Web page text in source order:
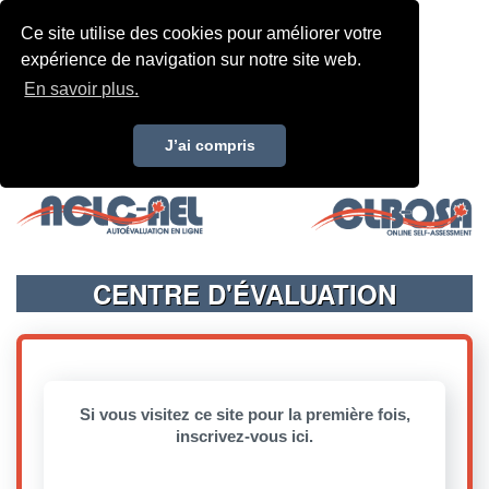
Ce site utilise des cookies pour améliorer votre
expérience de navigation sur notre site web.
En savoir plus.
J’ai compris
CENTRE D'ÉVALUATION
Si vous visitez ce site pour la première fois,
inscrivez-vous ici.